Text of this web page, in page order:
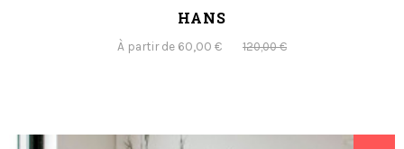
HANS
À partir de 60,00 € 120,00 €